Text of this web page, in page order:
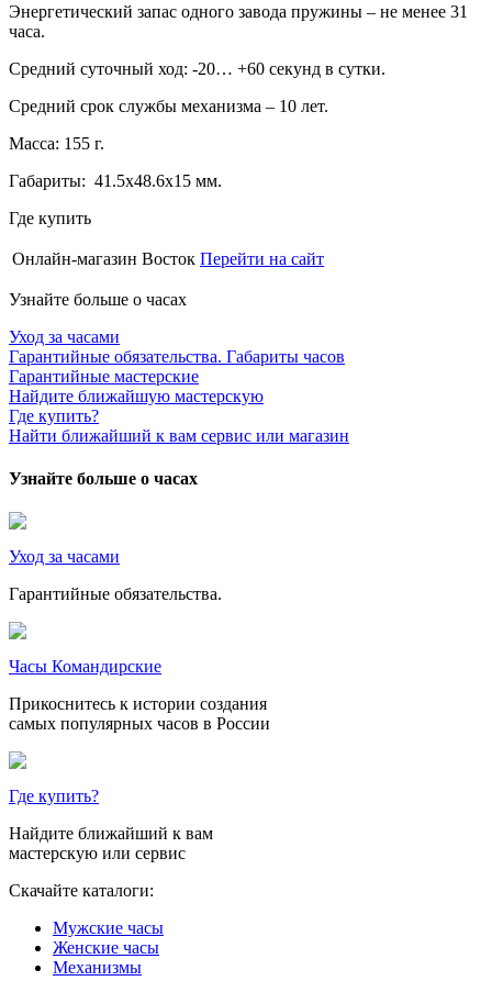
Энергетический запас одного завода пружины – не менее 31
часа.
Средний суточный ход: -20… +60 секунд в сутки.
Средний срок службы механизма – 10 лет.
Масса: 155 г.
Габариты: 41.5х48.6х15 мм.
Где купить
Онлайн-магазин Восток Перейти на сайт
Узнайте больше о часах
Уход за часами
Гарантийные обязательства. Габариты часов
Гарантийные мастерские
Найдите ближайшую мастерскую
Где купить?
Найти ближайший к вам сервис или магазин
Узнайте больше о часах
Уход за часами
Гарантийные обязательства.
Часы Командирские
Прикоснитесь к истории создания
самых популярных часов в России
Где купить?
Найдите ближайший к вам
мастерскую или сервис
Скачайте каталоги:
Мужские часы
Женские часы
Механизмы